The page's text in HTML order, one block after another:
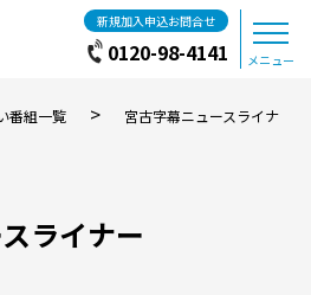
新規加入申込お問合せ
0120-98-4141 メニュー
番組一覧 >
宮古字幕ニュースライナ
ライナー